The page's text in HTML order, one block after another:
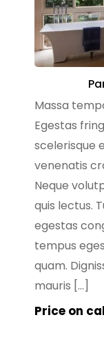
Massa
Egestas
scelerisque
venenatis
Neque
quis lectus.
egestas
tempus
quam.
mauris […]
Price on